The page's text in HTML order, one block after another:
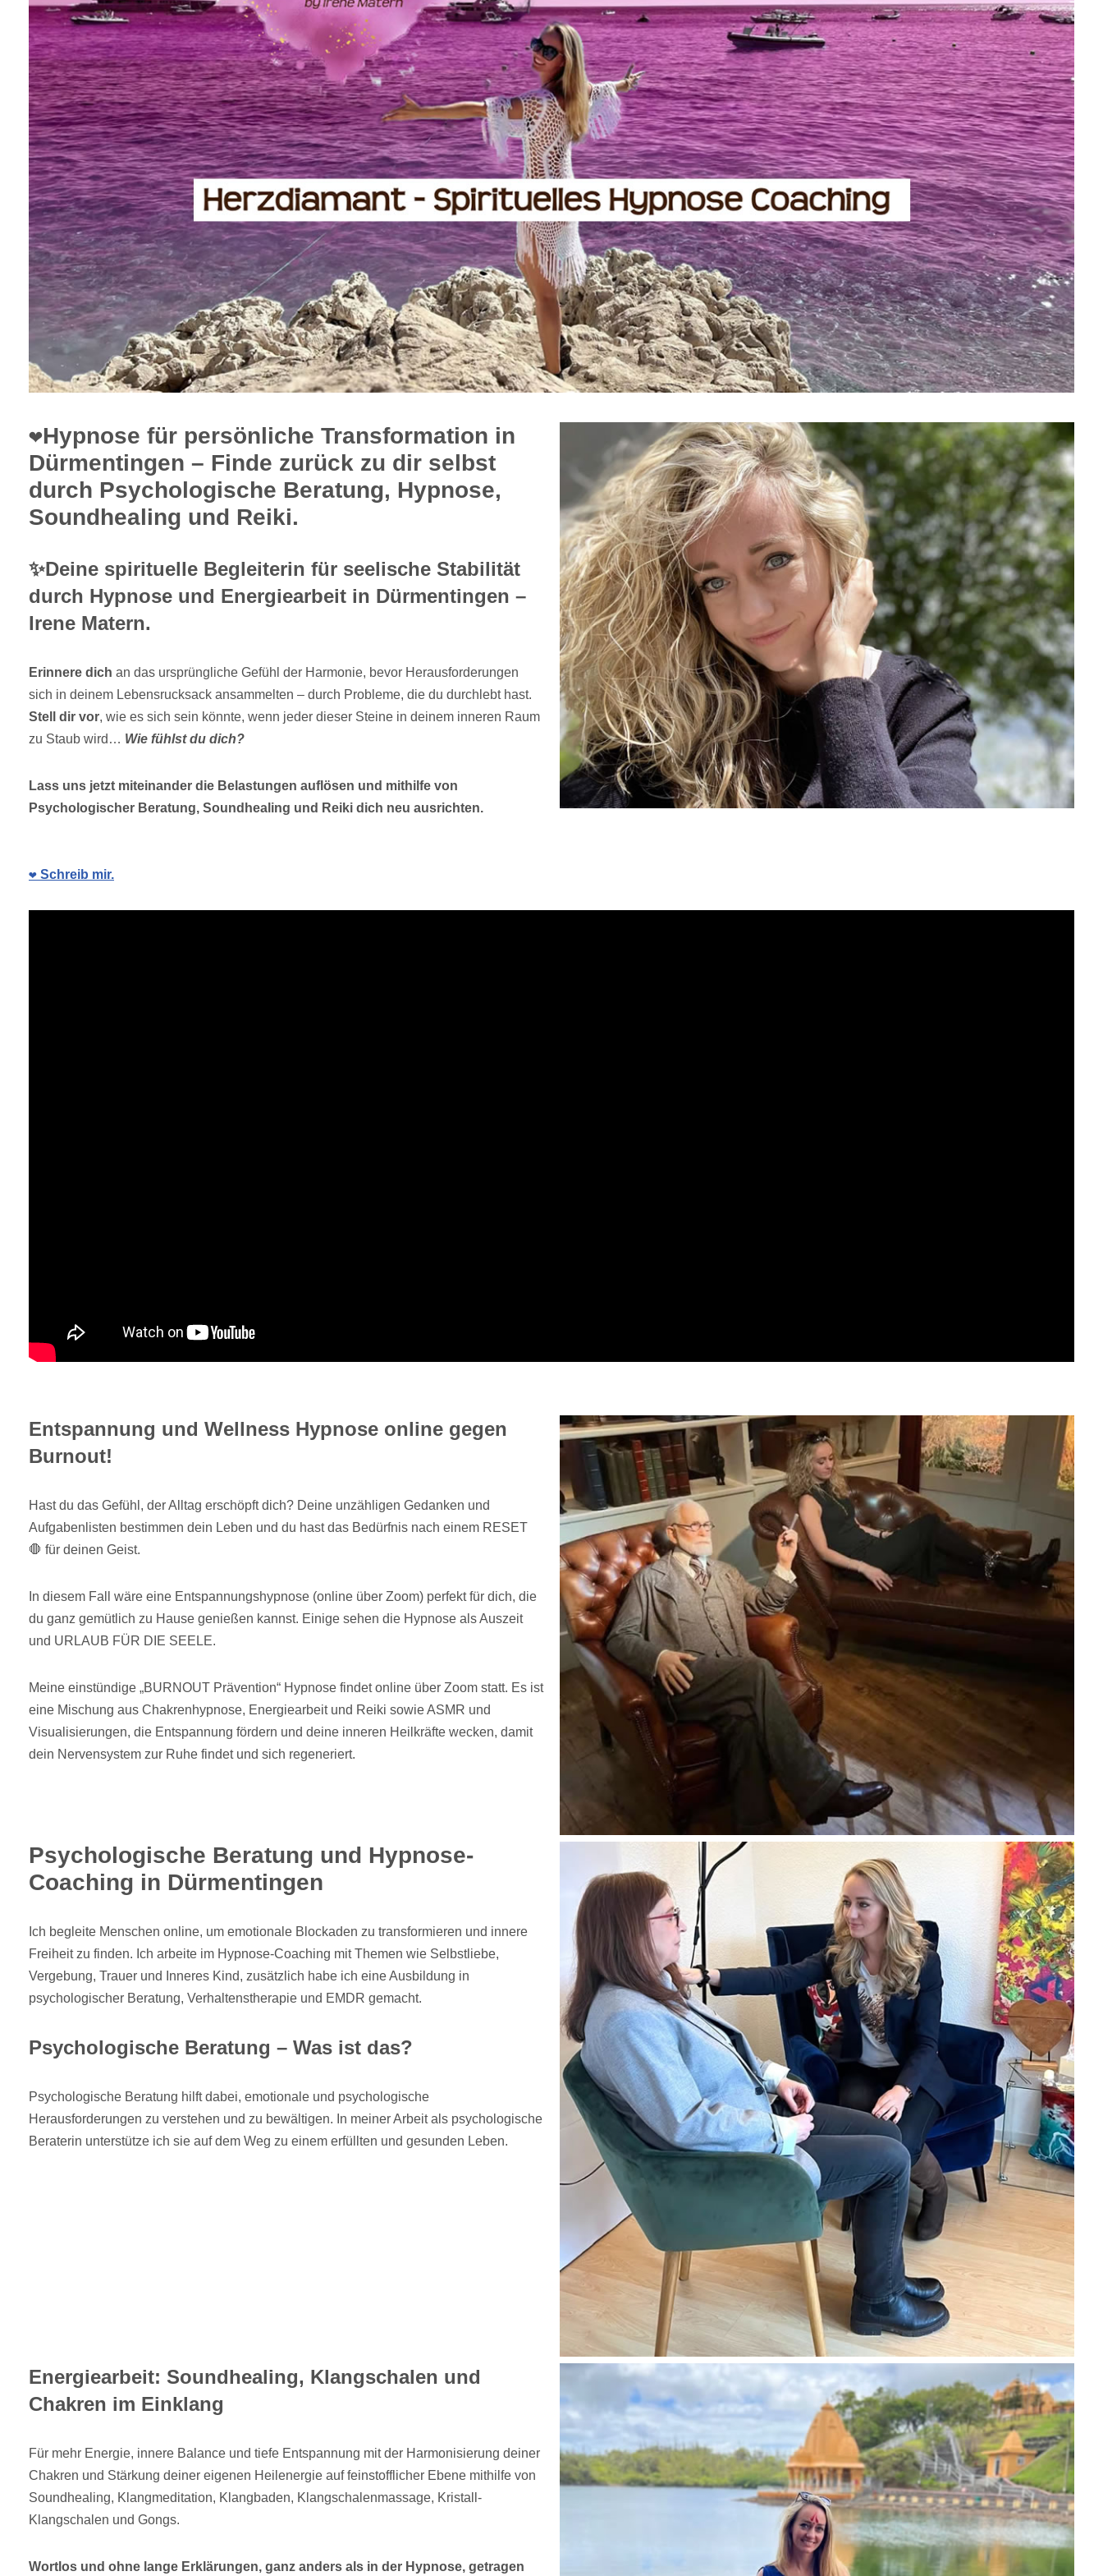
❤️Hypnose für persönliche Transformation in
Dürmentingen – Finde zurück zu dir selbst
durch Psychologische Beratung, Hypnose,
Soundhealing und Reiki.
✨Deine spirituelle Begleiterin für seelische Stabilität
durch Hypnose und Energiearbeit in Dürmentingen –
Irene Matern.
Erinnere dich an das ursprüngliche Gefühl der Harmonie, bevor Herausforderungen
sich in deinem Lebensrucksack ansammelten – durch Probleme, die du durchlebt hast.
Stell dir vor, wie es sich sein könnte, wenn jeder dieser Steine in deinem inneren Raum
zu Staub wird… Wie fühlst du dich?
Lass uns jetzt miteinander die Belastungen auflösen und mithilfe von
Psychologischer Beratung, Soundhealing und Reiki dich neu ausrichten.
❤️ Schreib mir.
Entspannung und Wellness Hypnose online gegen
Burnout!
Hast du das Gefühl, der Alltag erschöpft dich? Deine unzähligen Gedanken und
Aufgabenlisten bestimmen dein Leben und du hast das Bedürfnis nach einem RESET
🛑 für deinen Geist.
In diesem Fall wäre eine Entspannungshypnose (online über Zoom) perfekt für dich, die
du ganz gemütlich zu Hause genießen kannst. Einige sehen die Hypnose als Auszeit
und URLAUB FÜR DIE SEELE.
Meine einstündige „BURNOUT Prävention“ Hypnose findet online über Zoom statt. Es ist
eine Mischung aus Chakrenhypnose, Energiearbeit und Reiki sowie ASMR und
Visualisierungen, die Entspannung fördern und deine inneren Heilkräfte wecken, damit
dein Nervensystem zur Ruhe findet und sich regeneriert.
Psychologische Beratung und Hypnose-
Coaching in Dürmentingen
Ich begleite Menschen online, um emotionale Blockaden zu transformieren und innere
Freiheit zu finden. Ich arbeite im Hypnose-Coaching mit Themen wie Selbstliebe,
Vergebung, Trauer und Inneres Kind, zusätzlich habe ich eine Ausbildung in
psychologischer Beratung, Verhaltenstherapie und EMDR gemacht.
Psychologische Beratung – Was ist das?
Psychologische Beratung hilft dabei, emotionale und psychologische
Herausforderungen zu verstehen und zu bewältigen. In meiner Arbeit als psychologische
Beraterin unterstütze ich sie auf dem Weg zu einem erfüllten und gesunden Leben.
Energiearbeit: Soundhealing, Klangschalen und
Chakren im Einklang
Für mehr Energie, innere Balance und tiefe Entspannung mit der Harmonisierung deiner
Chakren und Stärkung deiner eigenen Heilenergie auf feinstofflicher Ebene mithilfe von
Soundhealing, Klangmeditation, Klangbaden, Klangschalenmassage, Kristall-
Klangschalen und Gongs.
Wortlos und ohne lange Erklärungen, ganz anders als in der Hypnose, getragen